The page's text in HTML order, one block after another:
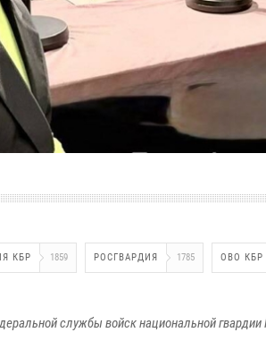
КБР 1859 РОСГВАРДИЯ 1785 ОВО КБР
службы войск национальной